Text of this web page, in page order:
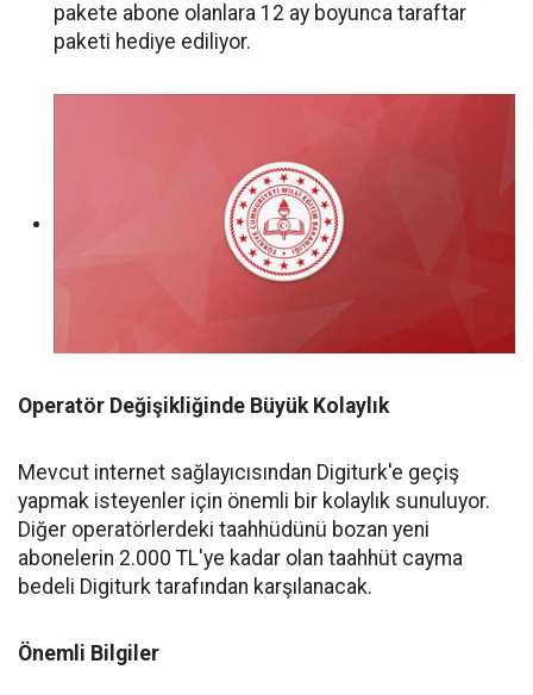
pakete abone olanlara 12 ay boyunca taraftar
paketi hediye ediliyor.
Operatör Değişikliğinde Büyük Kolaylık
Mevcut internet sağlayıcısından Digiturk'e geçiş
yapmak isteyenler için önemli bir kolaylık sunuluyor.
Diğer operatörlerdeki taahhüdünü bozan yeni
abonelerin 2.000 TL'ye kadar olan taahhüt cayma
bedeli Digiturk tarafından karşılanacak.
Önemli Bilgiler